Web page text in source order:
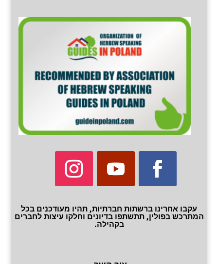
עקבו אחרינו ברשתות חברתיות, תהיו מעודכנים בכל
המתרכש בפולין, תתשתפו בדיונים וחלקו עיצות לחברים
בקהילה.